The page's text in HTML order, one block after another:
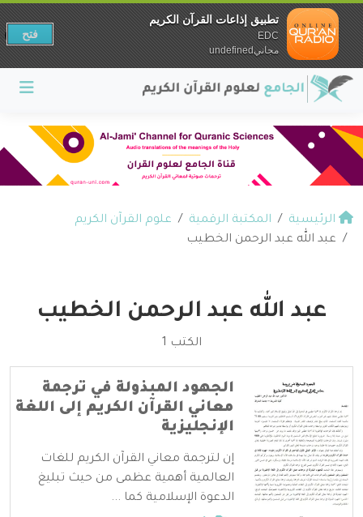
الرئيسية المكتبة الرقمية
علوم القرآن الكريم
عبد الله عبد الرحمن الخطيب
عبد الله عبد الرحمن الخطيب
الكتب 1
الجهود المبذولة في ترجمة
معاني القرآن الكريم إلى اللغة
الإنجليزية
إن لترجمة معاني القرآن الكريم للغات
العالمية أهمية عظمى من حيث تبليغ
الدعوة الإسلامية كما ...
تطبيق إذاعات القرآن الكريم
EDC
مجانيundefined
فتح